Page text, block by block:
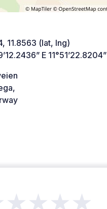
11.8563 (lat, lng)
E 11°51’22.8204”